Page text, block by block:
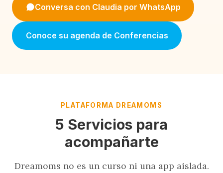
Conversa con Claudia por WhatsApp
Conoce su agenda de Conferencias
PLATAFORMA DREAMOMS
5 Servicios para
acompañarte
Dreamoms no es un curso ni una app aislada.